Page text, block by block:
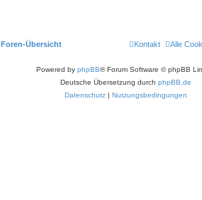
Foren-Übersicht Alle
Kontakt
Powered by phpBB® Forum Software © phpBB
Deutsche Übersetzung durch phpBB.de
Datenschutz | Nutzungsbedingungen